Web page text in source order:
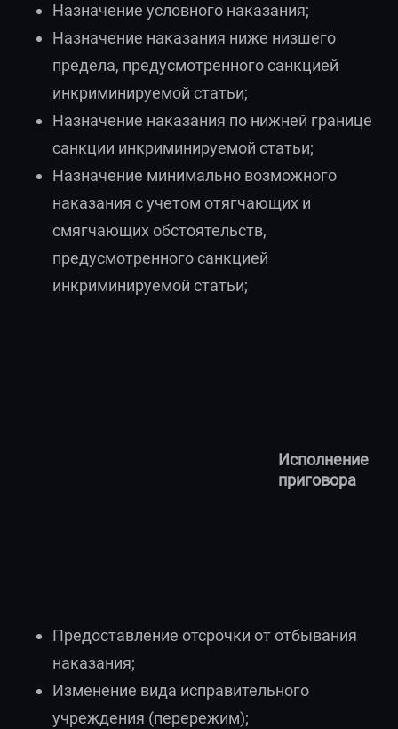
Назначение условного наказания;
Назначение наказания ниже низшего
предела, предусмотренного санкцией
инкриминируемой статьи;
Назначение наказания по нижней границе
санкции инкриминируемой статьи;
Назначение минимально возможного
наказания с учетом отягчающих и
смягчающих обстоятельств,
предусмотренного санкцией
инкриминируемой статьи;
Исполнение
приговора
Предоставление отсрочки от отбывания
наказания;
Изменение вида исправительного
учреждения (перережим);